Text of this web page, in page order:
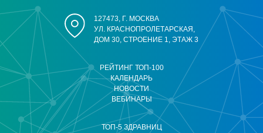
РЕЙТИНГ ТОП-100
КАЛЕНДАРЬ
НОВОСТИ
ВЕБИНАРЫ
ТОП-5 ЗДРАВНИЦ
127473, Г. МОСКВА
УЛ. КРАСНОПРОЛЕТАРСКАЯ,
ДОМ 30, СТРОЕНИЕ 1, ЭТАЖ 3